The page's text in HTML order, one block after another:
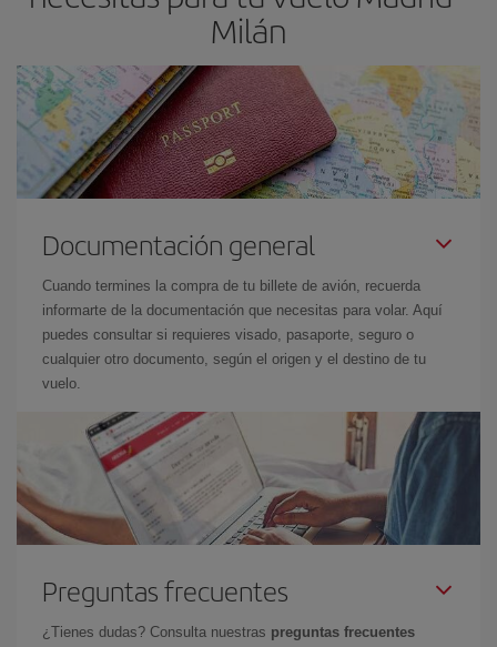
Milán
Documentación general
Cuando termines la compra de tu billete de avión, recuerda
informarte de la documentación que necesitas para volar. Aquí
puedes consultar si requieres visado, pasaporte, seguro o
cualquier otro documento, según el origen y el destino de tu
vuelo.
Preguntas frecuentes
¿Tienes dudas? Consulta nuestras preguntas frecuentes